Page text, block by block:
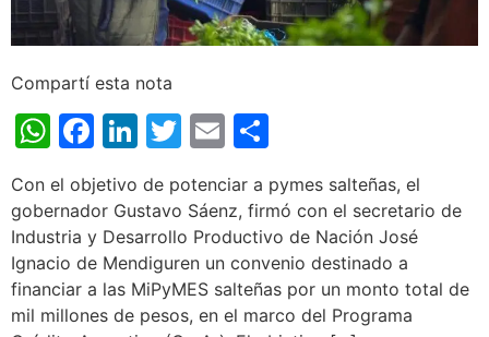
Compartí esta nota
WhatsApp
Facebook
LinkedIn
Twitter
Email
Con el objetivo de potenciar a pymes salteñas, el
gobernador Gustavo Sáenz, firmó con el secretario de
Industria y Desarrollo Productivo de Nación José
Ignacio de Mendiguren un convenio destinado a
financiar a las MiPyMES salteñas por un monto total de
mil millones de pesos, en el marco del Programa